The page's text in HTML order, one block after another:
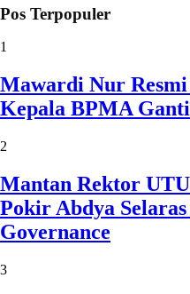
Pos Terpopuler
1
Mawardi Nur
Kepala BPMA
2
Mantan Rektor
Pokir Abdya Selaras
Governance
3